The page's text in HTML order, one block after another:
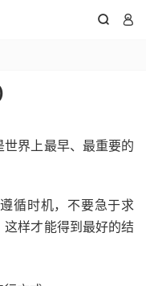
 
界上最早、最重要的
循时机，不要急于求
样才能得到最好的结